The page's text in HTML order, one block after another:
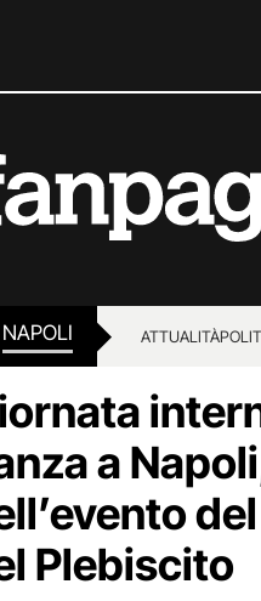
NAPOLI ATTUALITÀ
a
Plebiscito